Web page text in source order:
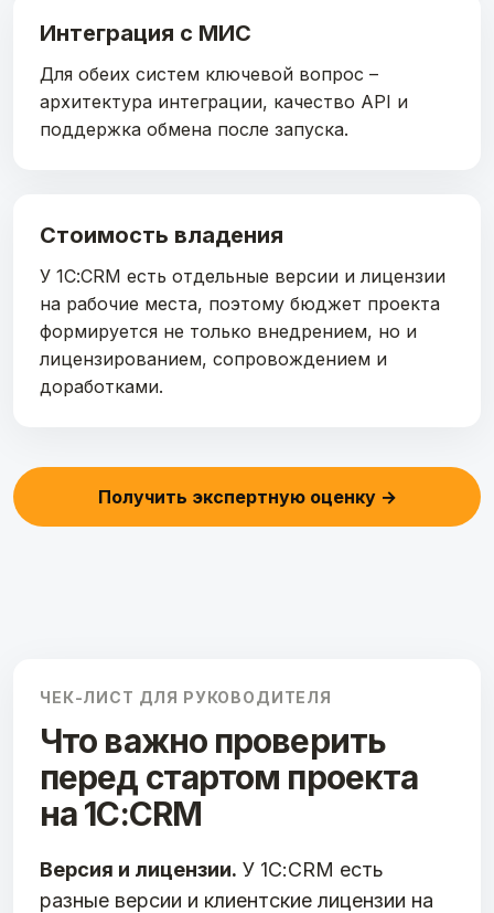
Интеграция с МИС
Для обеих систем ключевой вопрос –
архитектура интеграции, качество API и
поддержка обмена после запуска.
Стоимость владения
У 1С:CRM есть отдельные версии и лицензии
на рабочие места, поэтому бюджет проекта
формируется не только внедрением, но и
лицензированием, сопровождением и
доработками.
Получить экспертную оценку →
ЧЕК-ЛИСТ ДЛЯ РУКОВОДИТЕЛЯ
Что важно проверить
перед стартом проекта
на 1С:CRM
Версия и лицензии. У 1С:CRM есть
разные версии и клиентские лицензии на